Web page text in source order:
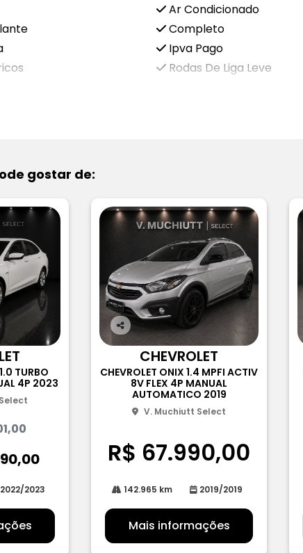
Ar Condicionado
Completo
Ipva Pago
Rodas De Liga Leve
gostar de:
TURBO
4P 2023
2022/2023
Co
rtil
CHEVROLET
CHEVROLET ONIX 1.4 MPFI ACTIV
8V FLEX 4P MANUAL
AUTOMATICO 2019
V. Muchiutt Select
R$ 67.990,00
142.965 km 2019/2019
Mais informações